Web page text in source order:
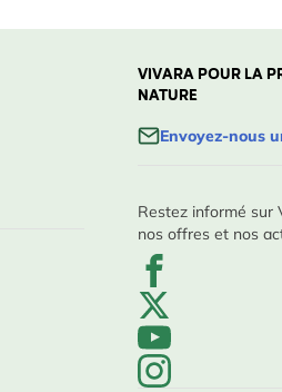
VIVARA POUR LA
NATURE
Envoyez-nous
Restez informé sur
nos offres et nos